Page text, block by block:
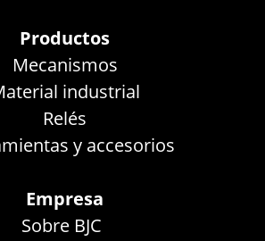
Productos
Mecanismos
industrial
Relés
y accesorios
Empresa
Sobre BJC